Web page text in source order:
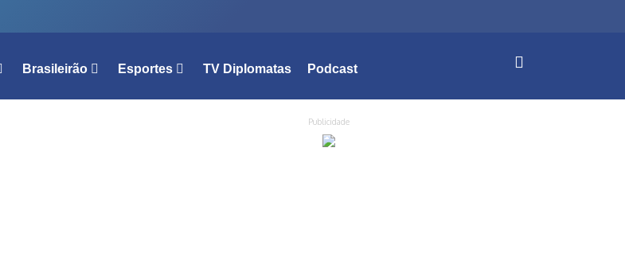
Brasileirão Esportes TV Diplomatas Podcast
Publicidade